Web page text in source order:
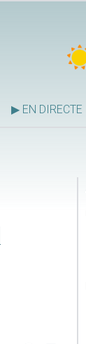
▶ EN DIRECTE